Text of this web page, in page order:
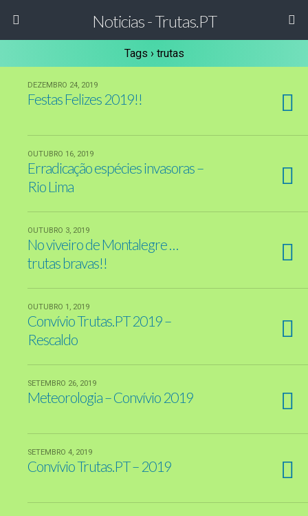
Noticias - Trutas.PT
Tags › trutas
DEZEMBRO 24, 2019
Festas Felizes 2019!!
OUTUBRO 16, 2019
Erradicação espécies invasoras –
Rio Lima
OUTUBRO 3, 2019
No viveiro de Montalegre …
trutas bravas!!
OUTUBRO 1, 2019
Convívio Trutas.PT 2019 –
Rescaldo
SETEMBRO 26, 2019
Meteorologia – Convívio 2019
SETEMBRO 4, 2019
Convívio Trutas.PT – 2019